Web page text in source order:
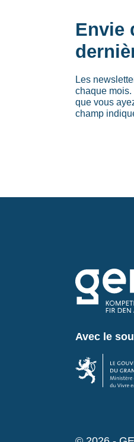
Envie
Les
chaque
que vous
champ
Avec le